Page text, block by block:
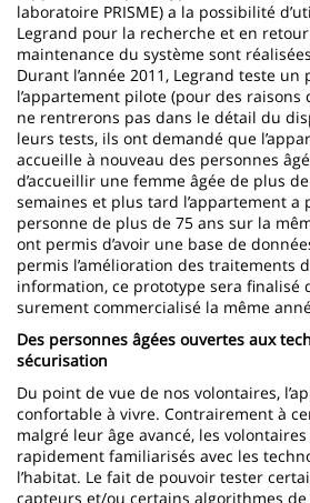
laboratoire PRISME) a la possibilité
Legrand pour la recherche et en
maintenance du système sont
Durant l’année 2011, Legrand teste un
l’appartement pilote (pour des
ne rentrerons pas dans le détail du
leurs tests, ils ont demandé que
accueille à nouveau des personnes
d’accueillir une femme âgée de plus
semaines et plus tard l’appartement a
personne de plus de 75 ans sur la
ont permis d’avoir une base de
permis l’amélioration des traitements
information, ce prototype sera finalisé
surement commercialisé la même
Des personnes âgées ouvertes aux
sécurisation
Du point de vue de nos volontaires,
confortable à vivre. Contrairement à
malgré leur âge avancé, les
rapidement familiarisés avec les
l’habitat. Le fait de pouvoir tester
capteurs et/ou certains algorithmes